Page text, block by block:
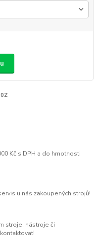
Kč s DPH a do hmotnosti
u nás zakoupených strojů!
stroje, nástroje či